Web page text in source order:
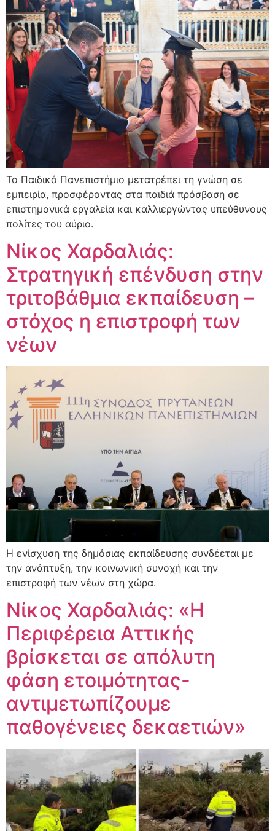
Το Παιδικό Πανεπιστήμιο μετατρέπει τη γνώση σε
εμπειρία, προσφέροντας στα παιδιά πρόσβαση σε
επιστημονικά εργαλεία και καλλιεργώντας υπεύθυνους
πολίτες του αύριο.
Νίκος Χαρδαλιάς:
Στρατηγική επένδυση στην
τριτοβάθμια εκπαίδευση –
στόχος η επιστροφή των
νέων
Η ενίσχυση της δημόσιας εκπαίδευσης συνδέεται με
την ανάπτυξη, την κοινωνική συνοχή και την
επιστροφή των νέων στη χώρα.
Νίκος Χαρδαλιάς: «Η
Περιφέρεια Αττικής
βρίσκεται σε απόλυτη
φάση ετοιμότητας-
αντιμετωπίζουμε
παθογένειες δεκαετιών»